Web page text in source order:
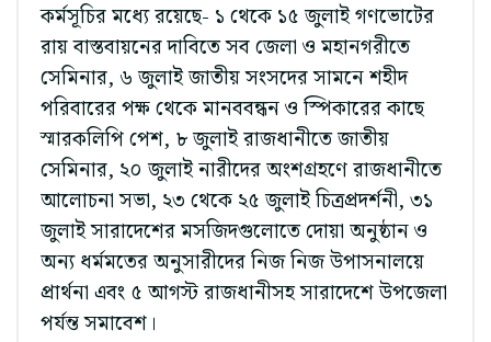
কর্মসূচির মধ্যে রয়েছে- ১ থেকে ১৫ জুলাই গণভোটের
রায় বাস্তবায়নের দাবিতে সব জেলা ও মহানগরীতে
সেমিনার, ৬ জুলাই জাতীয় সংসদের সামনে শহীদ
পরিবারের পক্ষ থেকে মানববন্ধন ও স্পিকারের কাছে
স্মারকলিপি পেশ, ৮ জুলাই রাজধানীতে জাতীয়
সেমিনার, ২০ জুলাই নারীদের অংশগ্রহণে রাজধানীতে
আলোচনা সভা, ২৩ থেকে ২৫ জুলাই চিত্রপ্রদর্শনী, ৩১
জুলাই সারাদেশের মসজিদগুলোতে দোয়া অনুষ্ঠান ও
অন্য ধর্মমতের অনুসারীদের নিজ নিজ উপাসনালয়ে
প্রার্থনা এবং ৫ আগস্ট রাজধানীসহ সারাদেশে উপজেলা
পর্যন্ত সমাবেশ।